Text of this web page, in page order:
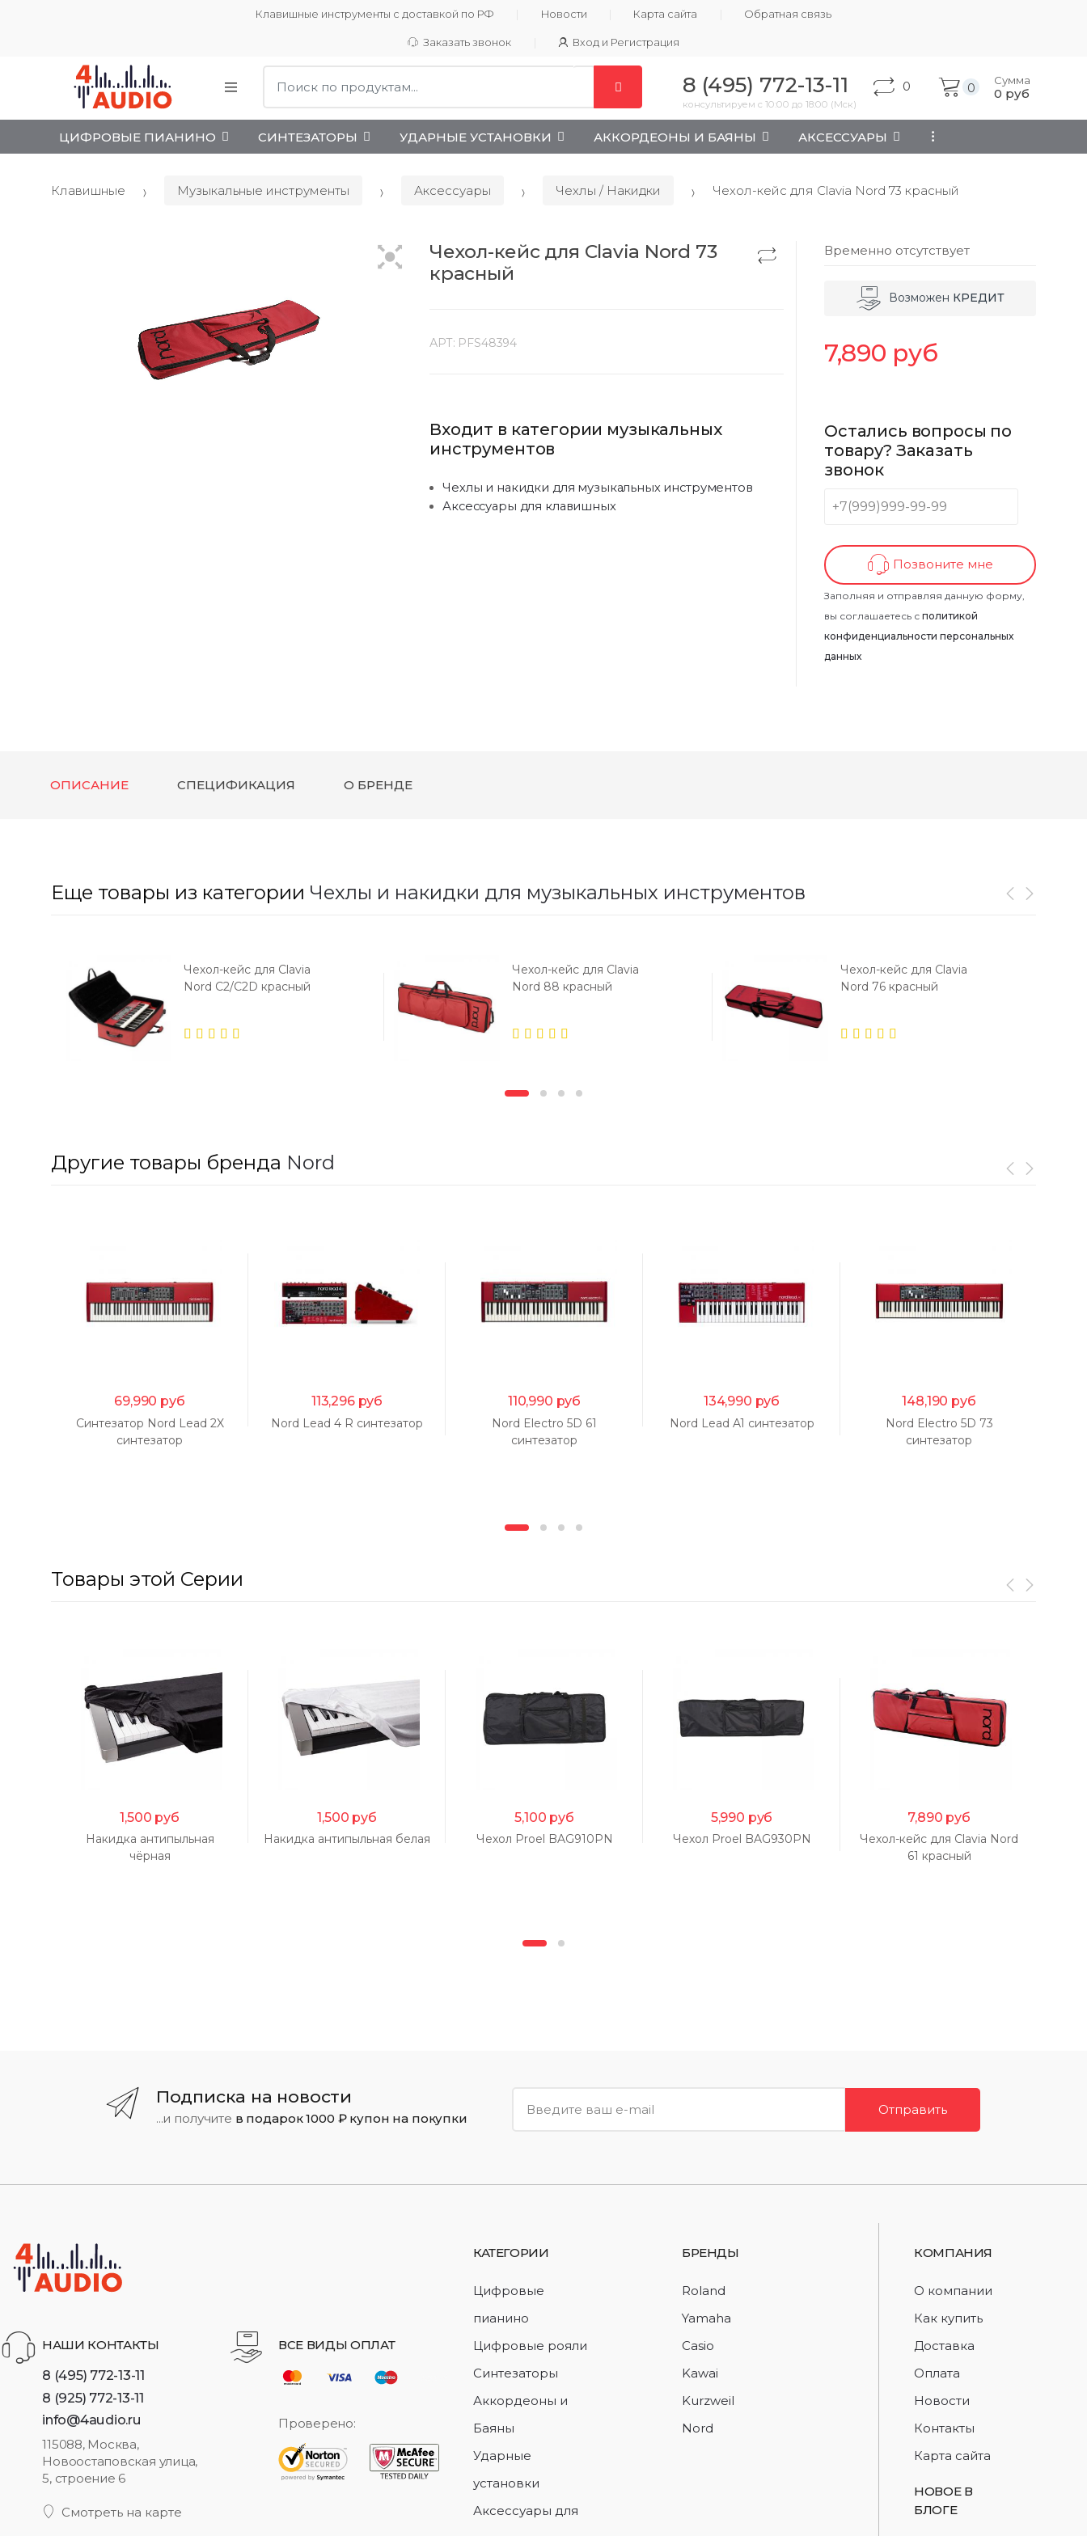
Клавишные инструменты с доставкой по РФ Новости Карта сайта Обратная связь
Заказать звонок Вход и Регистрация
8 (495) 772-13-11
консультируем с 10:00 до 18:00 (Мск)
0 0
Сумма
0 руб
ЦИФРОВЫЕ ПИАНИНО СИНТЕЗАТОРЫ УДАРНЫЕ УСТАНОВКИ АККОРДЕОНЫ И БАЯНЫ АКСЕССУАРЫ ...
Клавишные Музыкальные инструменты Аксессуары Чехлы / Накидки Чехол-кейс для Clavia Nord 73 красный
Чехол-кейс для Clavia Nord 73
красный
АРТ: PFS48394
Входит в категории музыкальных
инструментов
Чехлы и накидки для музыкальных инструментов
Аксессуары для клавишных
Временно отсутствует
Возможен КРЕДИТ
7,890 руб
Остались вопросы по
товару? Заказать
звонок
Позвоните мне
Заполняя и отправляя данную форму,
вы соглашаетесь с политикой
конфиденциальности персональных
данных
ОПИСАНИЕ СПЕЦИФИКАЦИЯ О БРЕНДЕ
Еще товары из категории Чехлы и накидки для музыкальных инструментов
Чехол-кейс для Clavia
Nord С2/С2D красный
Чехол-кейс для Clavia
Nord 88 красный
Чехол-кейс для Clavia
Nord 76 красный
Другие товары бренда Nord
69,990 руб
Синтезатор Nord Lead 2X
синтезатор
113,296руб
Nord Lead 4 R синтезатор
110,990 руб
Nord Electro 5D 61
синтезатор
134,990 руб
Nord Lead A1 синтезатор
148,190 руб
Nord Electro 5D 73
синтезатор
Товары этой Серии
1,500 руб
Накидка антипыльная
чёрная
1,500 руб
Накидка антипыльная белая
5,100 руб
Чехол Proel BAG910PN
5,990 руб
Чехол Proel BAG930PN
7,890 руб
Чехол-кейс для Clavia Nord
61 красный
Подписка на новости
...и получите в подарок 1000 ₽ купон на покупки
Отправить
НАШИ КОНТАКТЫ
8 (495) 772-13-11
8 (925) 772-13-11
info@4audio.ru
115088, Москва,
Новоостаповская улица,
5, строение 6
Смотреть на карте
ВСЕ ВИДЫ ОПЛАТ
Проверено:
КАТЕГОРИИ
Цифровые
пианино
Цифровые рояли
Синтезаторы
Аккордеоны и
Баяны
Ударные
установки
Аксессуары для
БРЕНДЫ
Roland
Yamaha
Casio
Kawai
Kurzweil
Nord
КОМПАНИЯ
О компании
Как купить
Доставка
Оплата
Новости
Контакты
Карта сайта
НОВОЕ В
БЛОГЕ